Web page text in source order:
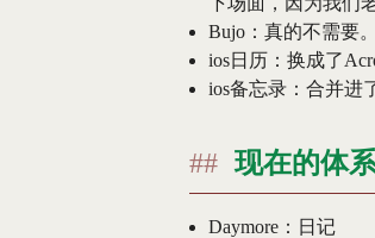
Bujo：真的不需要。
ios日历：换成了
ios备忘录：合并进
现在的体
Daymore：日记